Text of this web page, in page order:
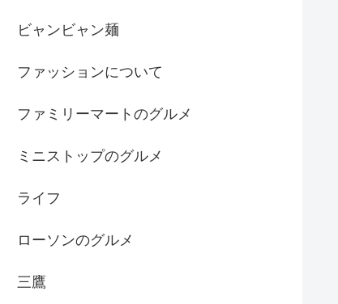
ビャンビャン麺
ファッションについて
ファミリーマートのグルメ
ミニストップのグルメ
ライフ
ローソンのグルメ
三鷹